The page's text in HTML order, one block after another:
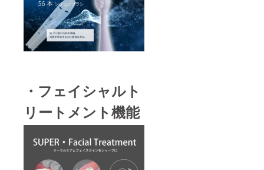
・フェイシャルト
リートメント機能